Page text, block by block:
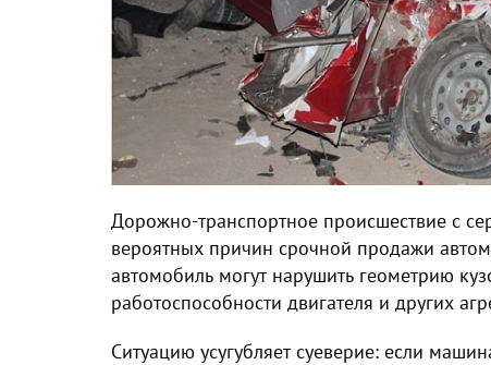
Дорожно-транспортное происшествие с
вероятных причин срочной продажи
автомобиль могут нарушить геометрию
работоспособности двигателя и других
Ситуацию усугубляет суеверие: если